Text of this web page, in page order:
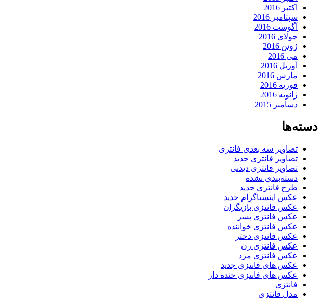
اکتبر 2016
سپتامبر 2016
آگوست 2016
جولای 2016
ژوئن 2016
می 2016
آوریل 2016
مارس 2016
فوریه 2016
ژانویه 2016
دسامبر 2015
دسته‌ها
تصاویر سه بعدی فانتزی
تصاویر فانتزی جدید
تصاویر فانتزی دیدنی
دسته‌بندی نشده
طرح فانتزی جدید
عکس اینستاگرام جدید
عکس فانتزی بازیگران
عکس فانتزی پسر
عکس فانتزی خواننده
عکس فانتزی دختر
عکس فانتزی زن
عکس فانتزی مرد
عکس های فانتزی جدید
عکس های فانتزی خنده دار
فانتزی
مدل فانتزی